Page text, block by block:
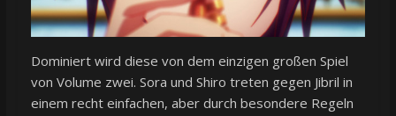
Dominiert wird diese von dem einzigen großen Spiel
von Volume zwei. Sora und Shiro treten gegen Jibril in
einem recht einfachen, aber durch besondere Regeln